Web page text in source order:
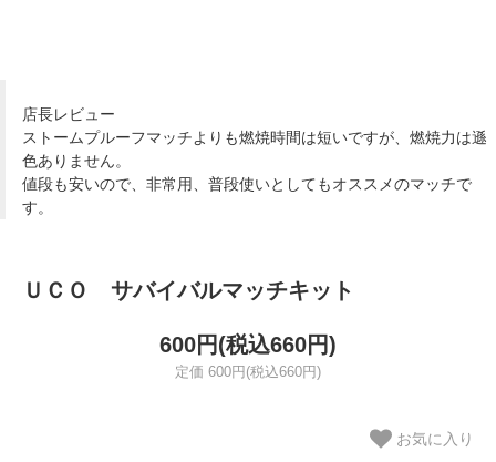
店長レビュー
ストームプルーフマッチよりも燃焼時間は短いですが、燃焼力は遜
色ありません。
値段も安いので、非常用、普段使いとしてもオススメのマッチで
す。
ＵＣＯ サバイバルマッチキット
600円(税込660円)
定価 600円(税込660円)
お気に入り